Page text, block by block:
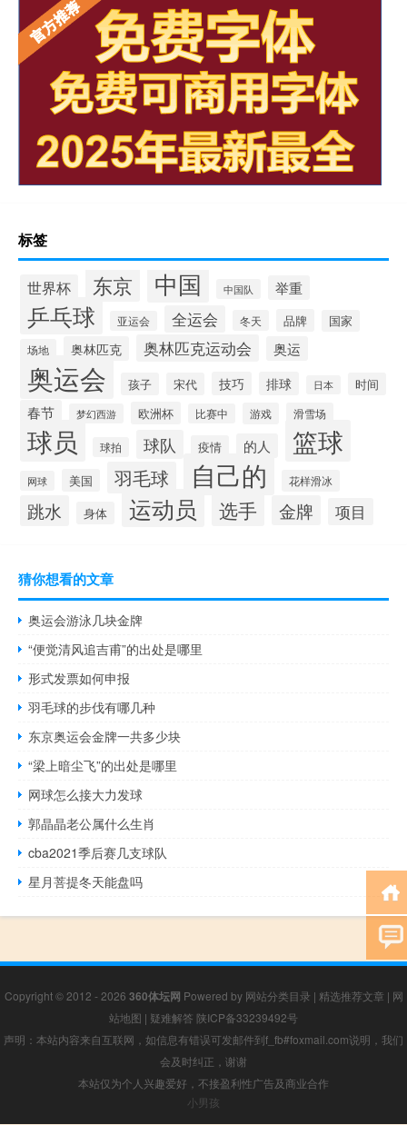
标签
世界杯 东京 中国 中国队 举重
乒乓球 亚运会 全运会 冬天 品牌 国家
场地 奥林匹克 奥林匹克运动会 奥运
奥运会 孩子 宋代 技巧 排球 日本 时间
春节 梦幻西游 欧洲杯 比赛中 游戏 滑雪场
球员 球拍 球队 疫情 的人 篮球
网球 美国 羽毛球 自己的 花样滑冰
跳水 身体 运动员 选手 金牌 项目
猜你想看的文章
奥运会游泳几块金牌
“便觉清风追吉甫”的出处是哪里
形式发票如何申报
羽毛球的步伐有哪几种
东京奥运会金牌一共多少块
“梁上暗尘飞”的出处是哪里
网球怎么接大力发球
郭晶晶老公属什么生肖
cba2021季后赛几支球队
星月菩提冬天能盘吗
Copyright © 2012 - 2026 360体坛网 Powered by 网站分类目录 | 精选推荐文章 | 网
站地图 | 疑难解答 陕ICP备33239492号
声明：本站内容来自互联网，如信息有错误可发邮件到f_fb#foxmail.com说明，我们
会及时纠正，谢谢
本站仅为个人兴趣爱好，不接盈利性广告及商业合作
小男孩